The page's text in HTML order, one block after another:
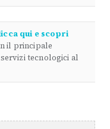
qui e scopri
il principale
tecnologici al